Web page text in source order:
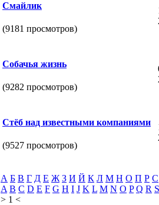
Смайлик
(9181 просмотров)
Собачья жизнь
(9282 просмотров)
Стёб над известными компаниями
(9527 просмотров)
А Б В Г Д Е Ж З И Й К Л М Н О П Р С
A B C D E F G H I J K L M N O P Q R S
> 1 <